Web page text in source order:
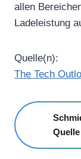
allen
Ladeleistung
Quelle(n):
The Tech